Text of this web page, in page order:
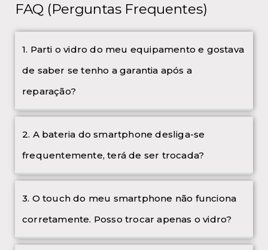
FAQ (Perguntas Frequentes)
1. Parti o vidro do meu equipamento e gostava
de saber se tenho a garantia após a
reparação?
2. A bateria do smartphone desliga-se
frequentemente, terá de ser trocada?
3. O touch do meu smartphone não funciona
corretamente. Posso trocar apenas o vidro?